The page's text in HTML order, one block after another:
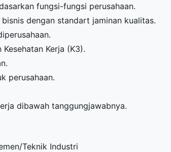
fungsi-fungsi perusahaan.
dengan standart jaminan kualitas.
Kerja (K3).
perusahaan.
dibawah tanggungjawabnya.
Teknik Industri